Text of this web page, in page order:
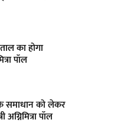
का होगा
पॉल
समाधान को लेकर
पॉल